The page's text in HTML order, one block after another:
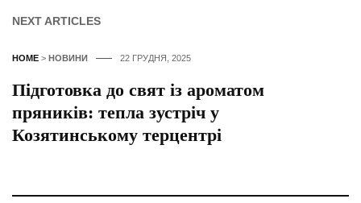
NEXT ARTICLES
HOME > НОВИНИ 22 ГРУДНЯ, 2025
Підготовка до свят із ароматом
пряників: тепла зустріч у
Козятинському терцентрі